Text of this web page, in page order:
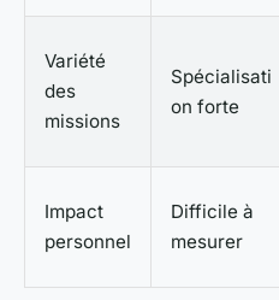
Variété
des
missions
Spécialisati
on forte
Impact
personnel
Difficile à
mesurer